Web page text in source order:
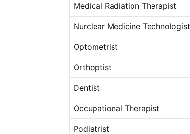
Medical Radiation Therapist
Nurclear Medicine Technologist
Optometrist
Orthoptist
Dentist
Occupational Therapist
Podiatrist